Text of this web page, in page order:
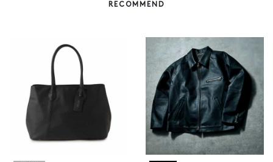
RECOMMEND